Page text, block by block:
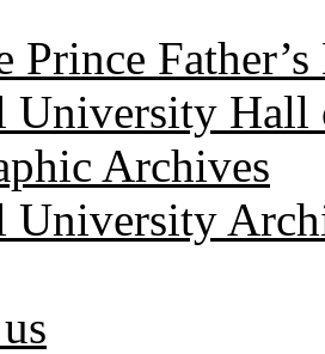
Prince
University Hall
Archives
University